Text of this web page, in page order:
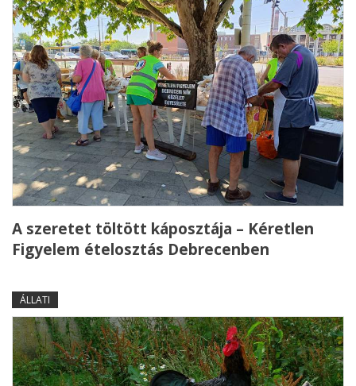
A szeretet töltött káposztája – Kéretlen
Figyelem ételosztás Debrecenben
ÁLLATI